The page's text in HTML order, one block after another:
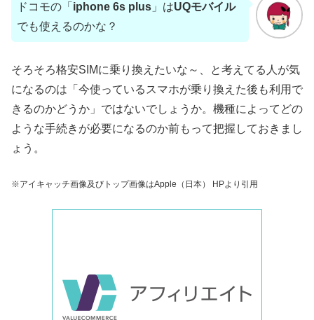
ドコモの「 iphone 6s plus 」はUQモバイル
でも使えるのかな？
そろそろ格安SIMに乗り換えたいな～、と考えてる人が気
になるのは「今使っているスマホが乗り換えた後も利用で
きるのかどうか」ではないでしょうか。機種によってどの
ような手続きが必要になるのか前もって把握しておきまし
ょう。
※アイキャッチ画像及びトップ画像はApple（日本） HPより引用